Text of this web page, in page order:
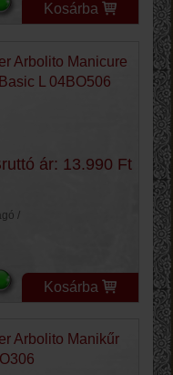
Kosárba
Arbolito Manicure
L 04BO506
ár: 13.990 Ft
/
Kosárba
Arbolito Manikűr